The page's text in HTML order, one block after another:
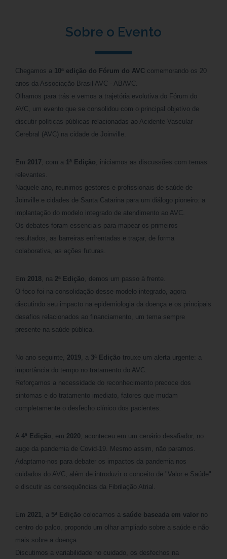
Sobre o Evento
Chegamos a 10ª edição do Fórum do AVC comemorando os 20
anos da Associação Brasil AVC - ABAVC.
Olhamos para trás e vemos a trajetória evolutiva do Fórum do
AVC, um evento que se consolidou com o principal objetivo de
discutir políticas públicas relacionadas ao Acidente Vascular
Cerebral (AVC) na cidade de Joinville.
Em 2017, com a 1ª Edição, iniciamos as discussões com temas
relevantes.
Naquele ano, reunimos gestores e profissionais de saúde de
Joinville e cidades de Santa Catarina para um diálogo pioneiro: a
implantação do modelo integrado de atendimento ao AVC.
Os debates foram essenciais para mapear os primeiros
resultados, as barreiras enfrentadas e traçar, de forma
colaborativa, as ações futuras.
Em 2018, na 2ª Edição, demos um passo à frente.
O foco foi na consolidação desse modelo integrado, agora
discutindo seu impacto na epidemiologia da doença e os principais
desafios relacionados ao financiamento, um tema sempre
presente na saúde pública.
No ano seguinte, 2019, a 3ª Edição trouxe um alerta urgente: a
importância do tempo no tratamento do AVC.
Reforçamos a necessidade do reconhecimento precoce dos
sintomas e do tratamento imediato, fatores que mudam
completamente o desfecho clínico dos pacientes.
A 4ª Edição, em 2020, aconteceu em um cenário desafiador, no
auge da pandemia de Covid-19. Mesmo assim, não paramos.
Adaptamo-nos para debater os impactos da pandemia nos
cuidados do AVC, além de introduzir o conceito de "Valor e Saúde"
e discutir as consequências da Fibrilação Atrial.
Em 2021, a 5ª Edição colocamos a saúde baseada em valor no
centro do palco, propondo um olhar ampliado sobre a saúde e não
mais sobre a doença.
Discutimos a variabilidade no cuidado, os desfechos na